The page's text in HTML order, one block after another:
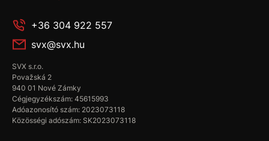
+36 304 922 557
svx@svx.hu
SVX s.r.o.
Považská 2
940 01 Nové Zámky
Cégjegyzékszám: 45615993
Adóazonosító szám: 2023073118
Közösségi adószám: SK2023073118